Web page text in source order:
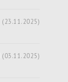
(23.11.2025)
(03.11.2025)